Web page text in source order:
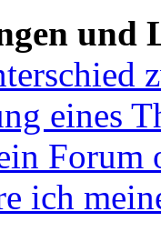
und
eines
Forum
ich